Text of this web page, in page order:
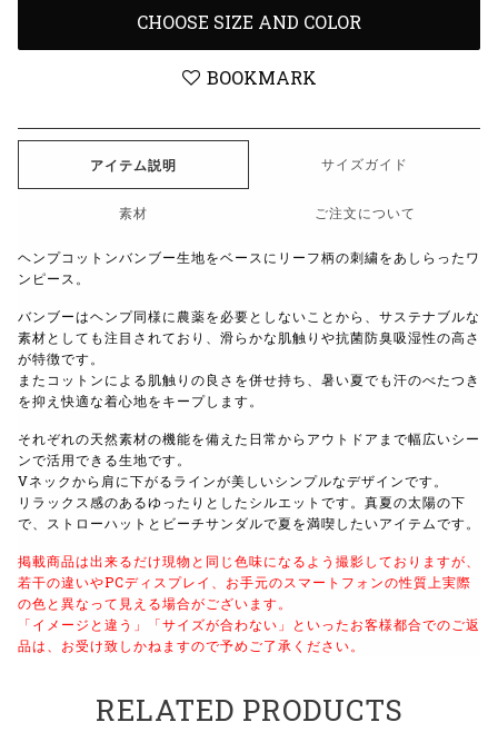
CHOOSE SIZE AND COLOR
BOOKMARK
アイテム説明 サイズガイド
素材 ご注文について
ヘンプコットンバンブー生地をベースにリーフ柄の刺繍をあしらったワ
ンピース。
バンブーはヘンプ同様に農薬を必要としないことから、サステナブルな
素材としても注目されており、滑らかな肌触りや抗菌防臭吸湿性の高さ
が特徴です。
またコットンによる肌触りの良さを併せ持ち、暑い夏でも汗のべたつき
を抑え快適な着心地をキープします。
それぞれの天然素材の機能を備えた日常からアウトドアまで幅広いシー
ンで活用できる生地です。
Vネックから肩に下がるラインが美しいシンプルなデザインです。
リラックス感のあるゆったりとしたシルエットです。真夏の太陽の下
で、ストローハットとビーチサンダルで夏を満喫したいアイテムです。
掲載商品は出来るだけ現物と同じ色味になるよう撮影しておりますが、
若干の違いやPCディスプレイ、お手元のスマートフォンの性質上実際
の色と異なって見える場合がございます。
「イメージと違う」「サイズが合わない」といったお客様都合でのご返
品は、お受け致しかねますので予めご了承ください。
RELATED PRODUCTS